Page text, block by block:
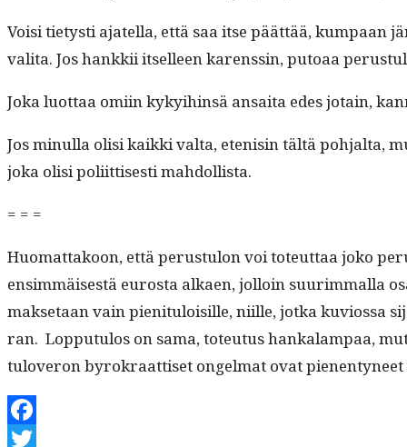
Voisi tietysti ajatel­la, että saa itse päät­tää, kumpaan
vali­ta. Jos han­kkii itselleen karenssin, putoaa
Joka luot­taa omi­in kyky­i­hin­sä ansai­ta edes jotain,
Jos min­ul­la olisi kaik­ki val­ta, etenisin tältä poh­jal­ta,
joka olisi poli­it­tis­es­ti mahdollista.
= = =
Huo­mat­takoon, että perus­tu­lon voi toteut­taa joko
ensim­mäis­es­tä eurosta alka­en, jol­loin suurim­mal­la
mak­se­taan vain pien­i­t­u­loisille, niille, jot­ka kuvios­sa
ran. Lop­putu­los on sama, toteu­tus han­kalam­paa,
tuloveron byrokraat­tiset ongel­mat ovat
Facebook